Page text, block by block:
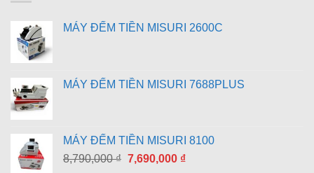
MÁY ĐẾM TIỀN MISURI 2600C
MÁY ĐẾM TIỀN MISURI 7688PLUS
MÁY ĐẾM TIỀN MISURI 8100
8,790,000₫ Giá
7,690,000 ₫Giá